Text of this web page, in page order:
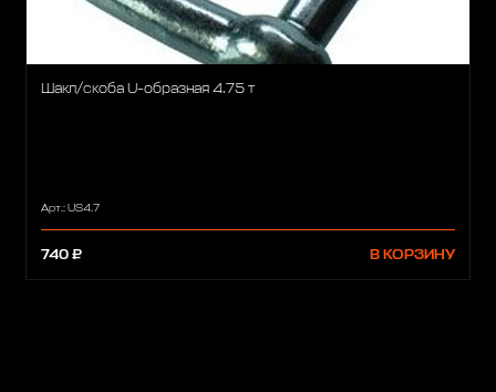
Шакл/скоба U-образная 4.75 т
Арт.: US4.7
740 ₽ В КОРЗИНУ